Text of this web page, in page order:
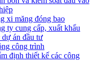
xi măng đóng bao
ty cung cấp, xuất khẩu
án đầu tư
công trình
định thiết kế các công